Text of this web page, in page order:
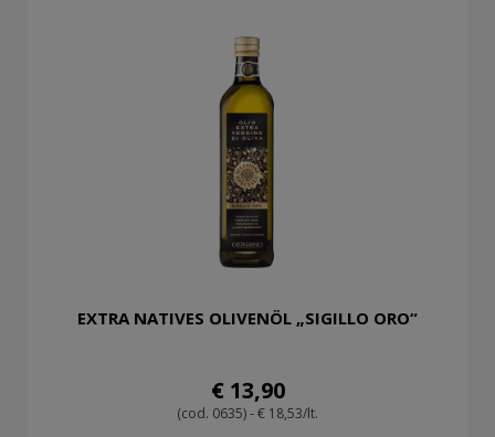
EXTRA NATIVES OLIVENÖL „SIGILLO ORO“
€ 13,90
(cod. 0635) - € 18,53/lt.